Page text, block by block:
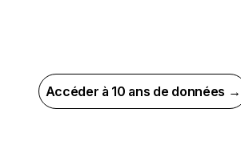
Accéder à 10 ans de données →